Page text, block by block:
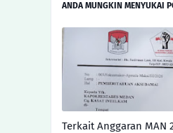
ANDA MUNGKIN MENYUKAI
Terkait Anggaran MAN